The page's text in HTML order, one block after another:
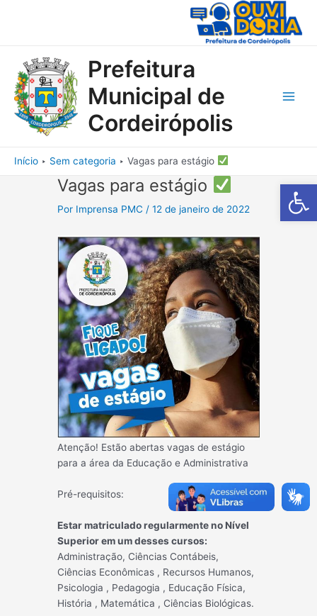
Barra de
Prefeitura
Municipal de
Cordeirópolis
Início Sem categoria Vagas para estágio
Vagas para estágio
Por Imprensa PMC /12 de janeiro de 2022
Atenção! Estão abertas vagas de estágio
para a área da Educação e Administrativa
Pré-requisitos:
Estar matriculado regularmente no Nível
Superior em um desses cursos:
Administração, Ciências Contábeis,
Ciências Econômicas , Recursos Humanos,
Psicologia , Pedagogia , Educação Física,
História , Matemática , Ciências Biológicas.